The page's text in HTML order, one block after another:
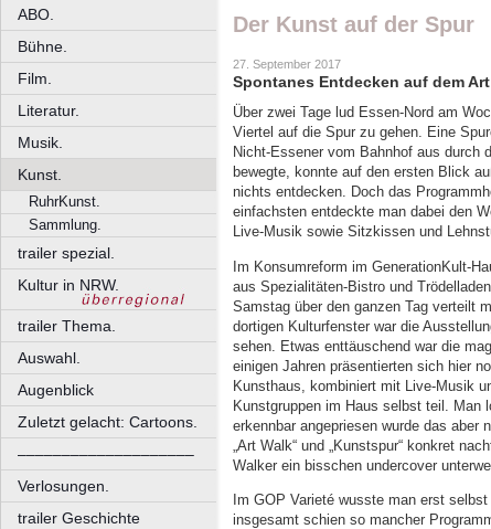
ABO.
Bühne.
Film.
Literatur.
Musik.
Kunst.
RuhrKunst.
Sammlung.
trailer spezial.
Kultur in NRW.
trailer Thema.
Auswahl.
Augenblick
Zuletzt gelacht: Cartoons.
––––––––––––––––––––
Verlosungen.
trailer Geschichte
Der Kunst auf der Spur
27. September 2017
Spontanes Entdecken auf dem
Über zwei Tage lud Essen-Nord am
Viertel auf die Spur zu gehen. Eine
Nicht-Essener vom Bahnhof aus durch
bewegte, konnte auf den ersten Blick
nichts entdecken. Doch das
einfachsten entdeckte man dabei den
Live-Musik sowie Sitzkissen und
Im Konsumreform im GenerationKult-
aus Spezialitäten-Bistro und
Samstag über den ganzen Tag verteilt
dortigen Kulturfenster war die
sehen. Etwas enttäuschend war die
einigen Jahren präsentierten sich hier
Kunsthaus, kombiniert mit Live-Musik
Kunstgruppen im Haus selbst teil. Man
erkennbar angepriesen wurde das
„Art Walk“ und „Kunstspur“ konkret
Walker ein bisschen undercover
Im GOP Varieté wusste man erst
insgesamt schien so mancher